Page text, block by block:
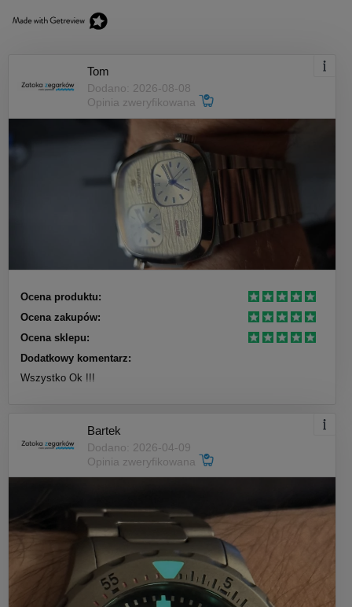
Tom
Dodano: 2026-08-08
Opinia zweryfikowana
Ocena produktu:
Ocena zakupów:
Ocena sklepu:
Dodatkowy komentarz:
Wszystko Ok !!!
Bartek
Dodano: 2026-04-09
Opinia zweryfikowana